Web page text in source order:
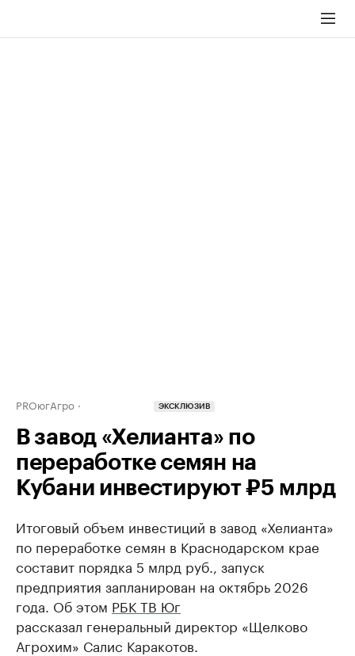
PROюгАгро ЭКСКЛЮЗИВ
В завод «Хелианта» по
переработке семян на
Кубани инвестируют ₽5 млрд
Итоговый объем инвестиций в завод «Хелианта»
по переработке семян в Краснодарском крае
составит порядка 5 млрд руб., запуск
предприятия запланирован на октябрь 2026
года. Об этом РБК ТВ Юг
рассказал генеральный директор «Щелково
Агрохим» Салис Каракотов.